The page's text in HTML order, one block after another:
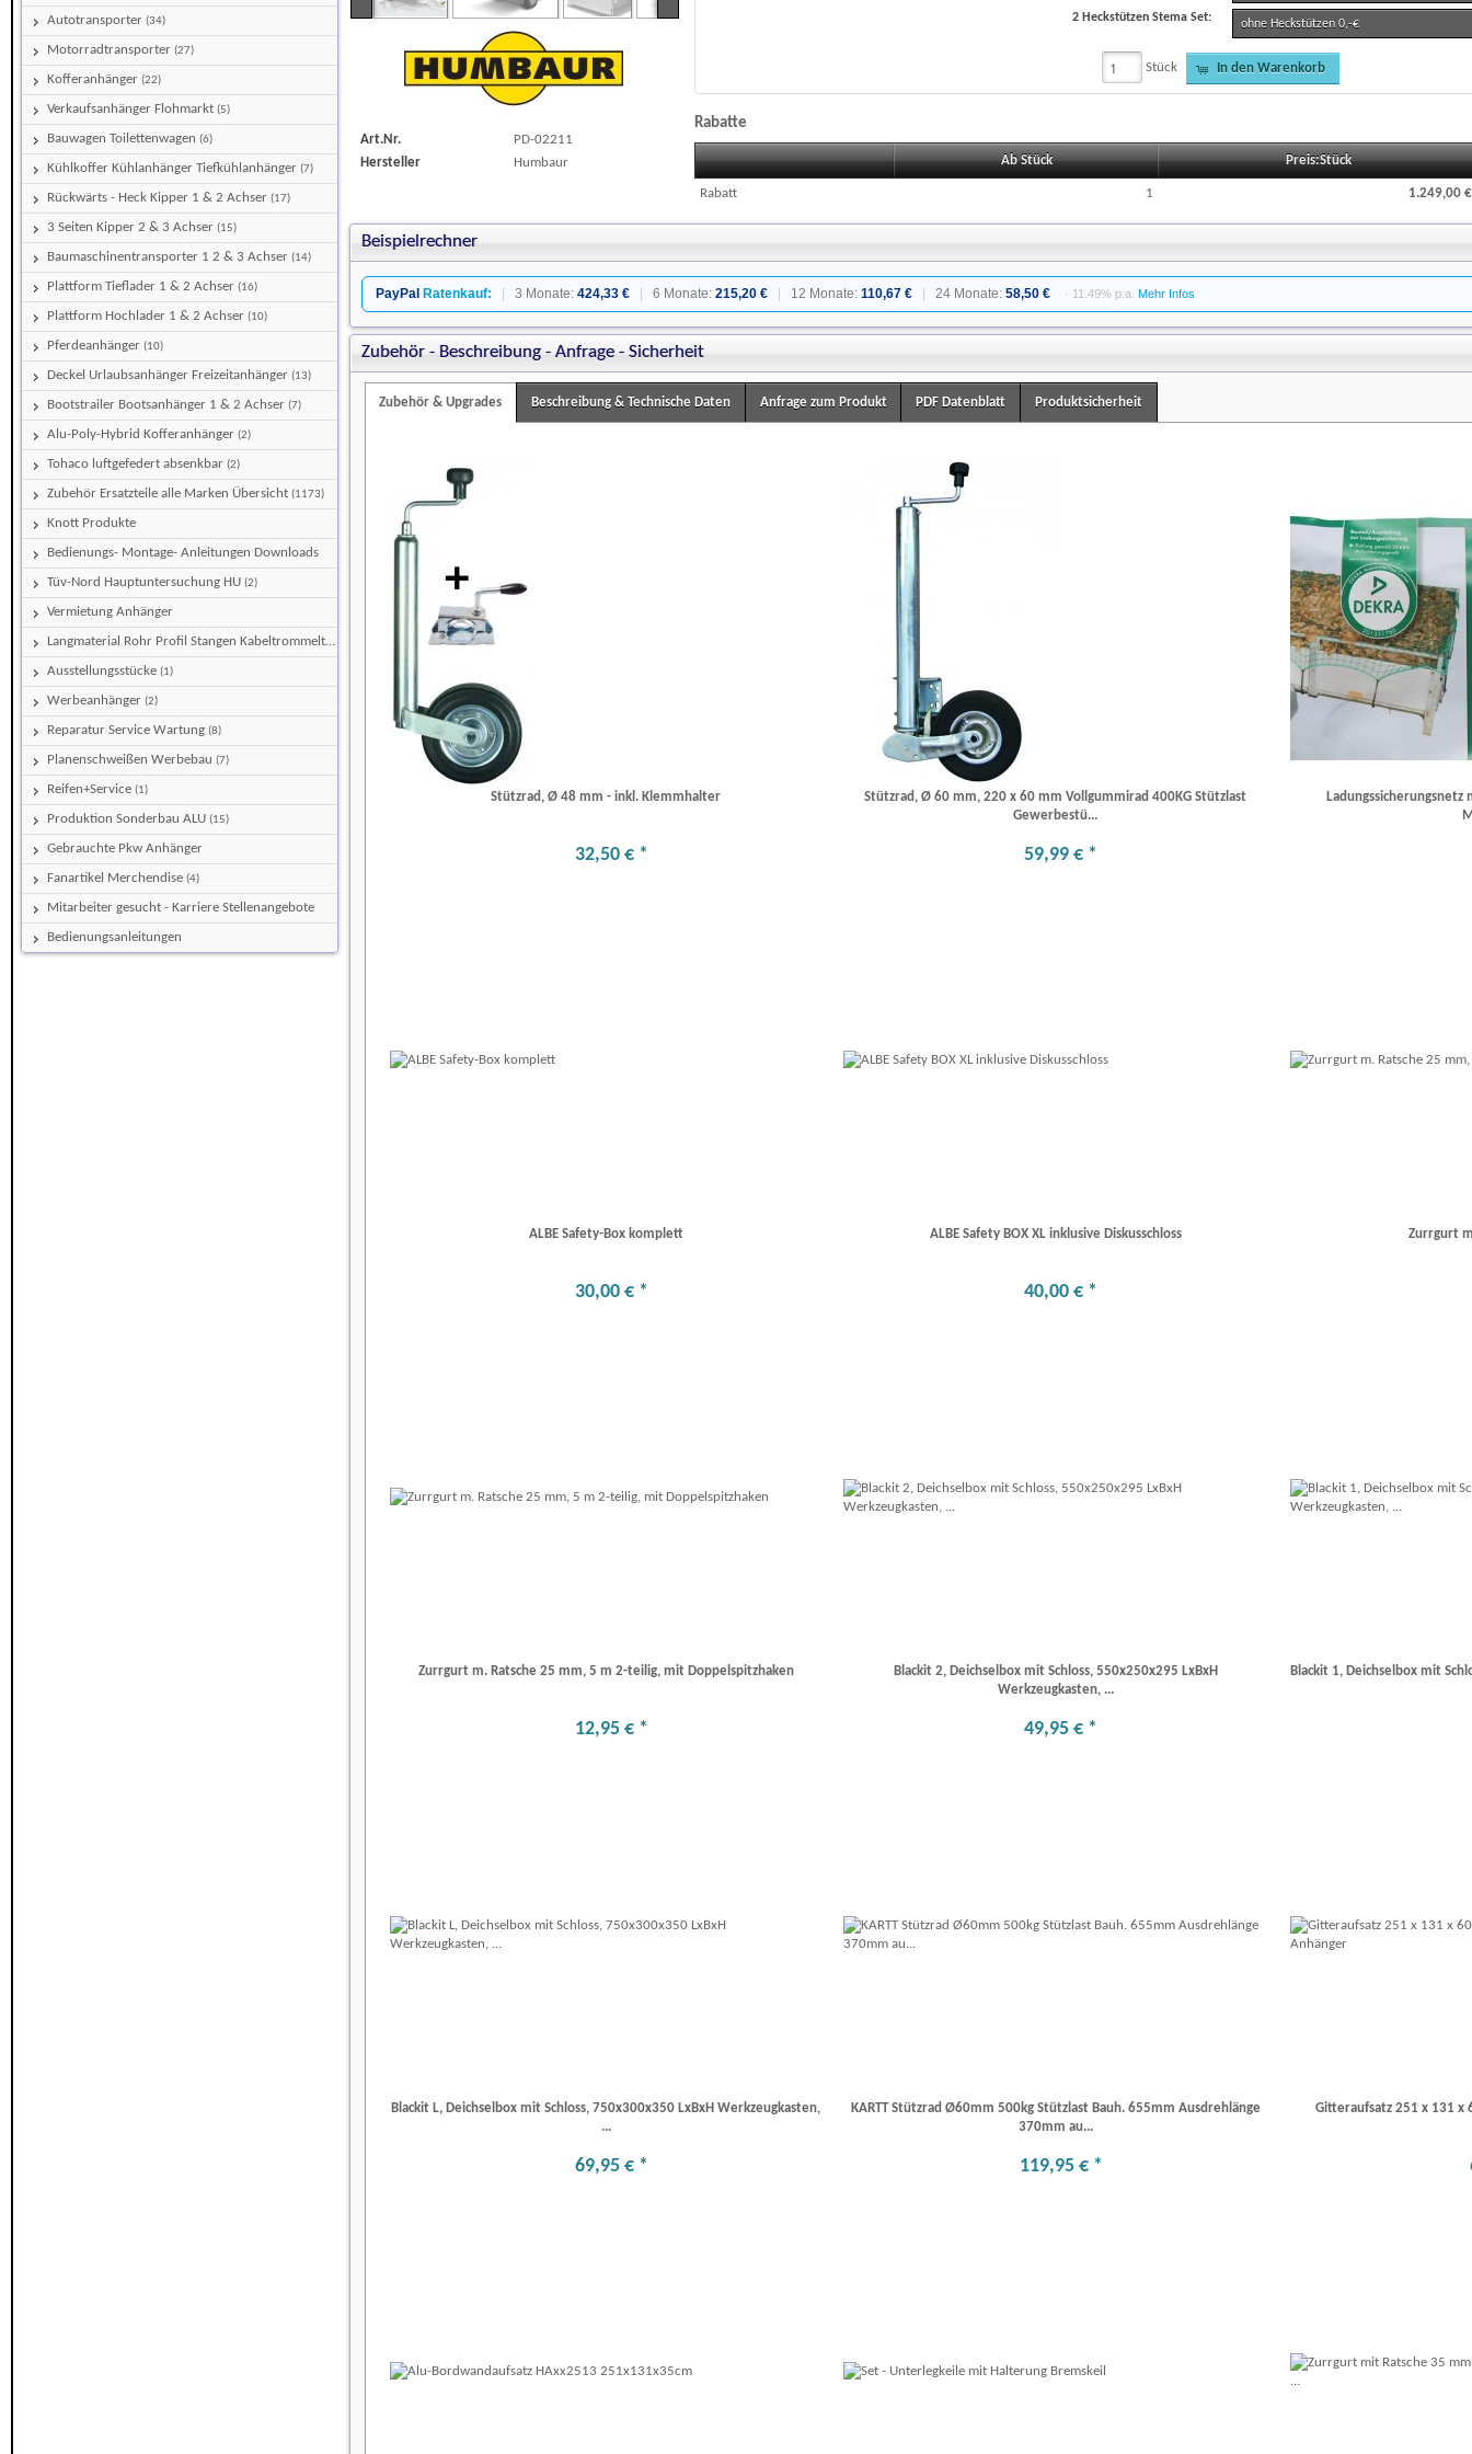
Autotransporter (34)
Motorradtransporter (27)
Kofferanhänger (22)
Verkaufsanhänger Flohmarkt (5)
Bauwagen Toilettenwagen (6)
Kühlkoffer Kühlanhänger Tiefkühlanhänger (7)
Rückwärts - Heck Kipper 1 & 2 Achser (17)
3 Seiten Kipper 2 & 3 Achser (15)
Baumaschinentransporter 1 2 & 3 Achser (14)
Plattform Tieflader 1 & 2 Achser (16)
Plattform Hochlader 1 & 2 Achser (10)
Pferdeanhänger (10)
Deckel Urlaubsanhänger Freizeitanhänger (13)
Bootstrailer Bootsanhänger 1 & 2 Achser (7)
Alu-Poly-Hybrid Kofferanhänger (2)
Tohaco luftgefedert absenkbar (2)
Zubehör Ersatzteile alle Marken Übersicht (1173)
Knott Produkte
Bedienungs- Montage- Anleitungen Downloads
Tüv-Nord Hauptuntersuchung HU (2)
Vermietung Anhänger
Langmaterial Rohr Profil Stangen Kabeltrommeltransporter
Ausstellungsstücke (1)
Werbeanhänger (2)
Reparatur Service Wartung (8)
Planenschweißen Werbebau (7)
Reifen+Service (1)
Produktion Sonderbau ALU (15)
Gebrauchte Pkw Anhänger
Fanartikel Merchendise (4)
Mitarbeiter gesucht - Karriere Stellenangebote
Bedienungsanleitungen
Art.Nr.
PD-02211
Hersteller
Humbaur
2 Heckstützen Stema Set: ohne Heckstützen 0,-€
Stück In den Warenkorb
Rabatte
Ab Stück Preis:Stück
Rabatt 1 1.249,00 €
Beispielrechner
PayPal Ratenkauf: 3 Monate: 424,33 € 6 Monate: 215,20 € 12 Monate: 110,67 € 24 Monate: 58,50 € · 11.49% p.a. Mehr Infos
Zubehör - Beschreibung - Anfrage - Sicherheit
Zubehör & Upgrades Beschreibung & Technische Daten Anfrage zum Produkt PDF Datenblatt Produktsicherheit
Stützrad, Ø 48 mm - inkl. Klemmhalter
32,50 €*
Stützrad, Ø 60 mm, 220 x 60 mm Vollgummirad 400KG Stützlast
Gewerbestü...
59,99 € *
ALBE Safety-Box komplett
30,00 €*
ALBE Safety BOX XL inklusive Diskusschloss
40,00 € *
Zurrgurt
Zurrgurt m. Ratsche 25 mm, 5 m 2-teilig, mit Doppelspitzhaken
12,95 €*
Blackit 2, Deichselbox mit Schloss, 550x250x295 LxBxH
Werkzeugkasten, ...
49,95 € *
Blackit 1, Deichselbox mit
Blackit L, Deichselbox mit Schloss, 750x300x350 LxBxH Werkzeugkasten,
...
69,95 €*
KARTT Stützrad Ø60mm 500kg Stützlast Bauh. 655mm Ausdrehlänge
370mm au...
119,95 €*
Gitteraufsatz 251 x 131 x